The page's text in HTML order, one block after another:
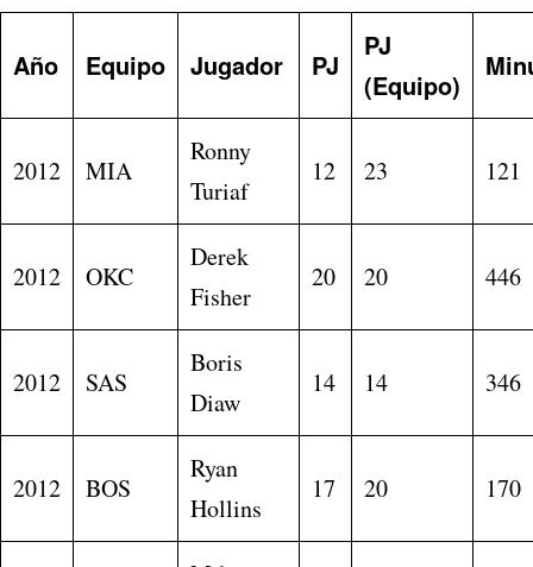
Año Equipo Jugador PJ
PJ
(Equipo)
2012 MIA
Ronny
Turiaf
12 23 121
2012 OKC
Derek
Fisher
20 20 446
2012 SAS
Boris
Diaw
14 14 346
2012 BOS
Ryan
Hollins
17 20 170